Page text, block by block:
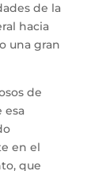
de la
hacia
una gran
de
esa
en el
que